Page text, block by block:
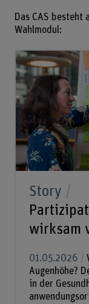
Das CAS besteht
Wahlmodul:
Story
wirksam
01.05.2026
Augenhöhe?
in der